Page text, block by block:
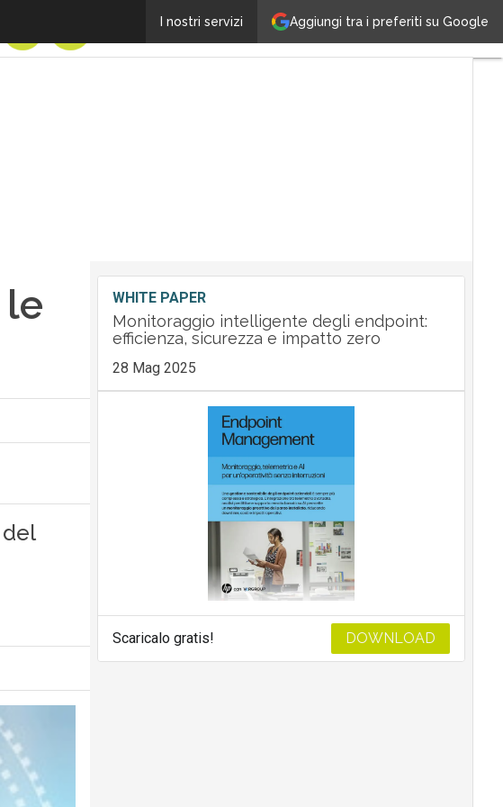
Aggiungi tra i preferiti su Google
I nostri servizi
Bitdefender integra la security con le competenze
WHITE PAPER
Monitoraggio intelligente degli endpoint:
efficienza, sicurezza e impatto zero
28 Mag 2025
Scaricalo gratis! DOWNLOAD